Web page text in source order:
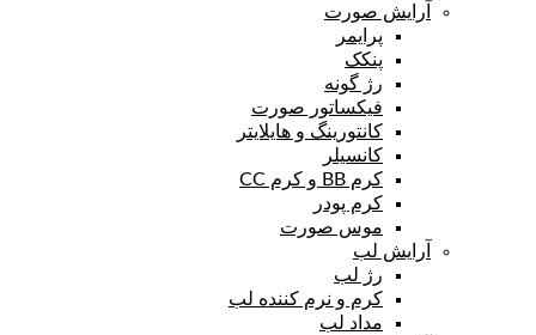
آرایش صورت
پرایمر
پنکک
رژ گونه
فیکساتور صورت
کانتورینگ و هایلایتر
کانسیلر
کرم BB و کرم CC
کرم پودر
موس صورت
آرایش لب
رژ لب
کرم و نرم کننده لب
مداد لب